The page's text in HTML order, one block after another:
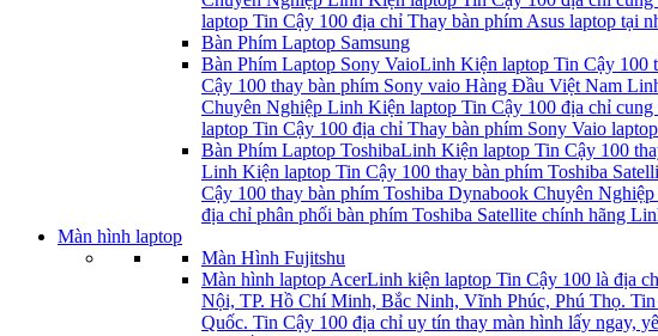
laptop Tin Cậy 100 địa chỉ Thay bàn phím Asus laptop tại
Bàn Phím Laptop Samsung
Bàn Phím Laptop Sony VaioLinh Kiện laptop Tin Cậy 100
Cậy 100 thay bàn phím Sony vaio Hàng Đầu Việt Nam
Chuyên Nghiệp Linh Kiện laptop Tin Cậy 100 địa chỉ
laptop Tin Cậy 100 địa chỉ Thay bàn phím Sony Vaio
Bàn Phím Laptop ToshibaLinh Kiện laptop Tin Cậy 100
Linh Kiện laptop Tin Cậy 100 thay bàn phím Toshiba
Cậy 100 thay bàn phím Toshiba Dynabook Chuyên
địa chỉ phân phối bàn phím Toshiba Satellite chính hãng
Màn hình laptop
Màn Hình Fujitshu
Màn hình laptop AcerLinh kiện laptop Tin Cậy 100 là địa
Nội, TP. Hồ Chí Minh, Bắc Ninh, Vĩnh Phúc, Phú Thọ. Tin
Quốc. Tin Cậy 100 địa chỉ uy tín thay màn hình lấy